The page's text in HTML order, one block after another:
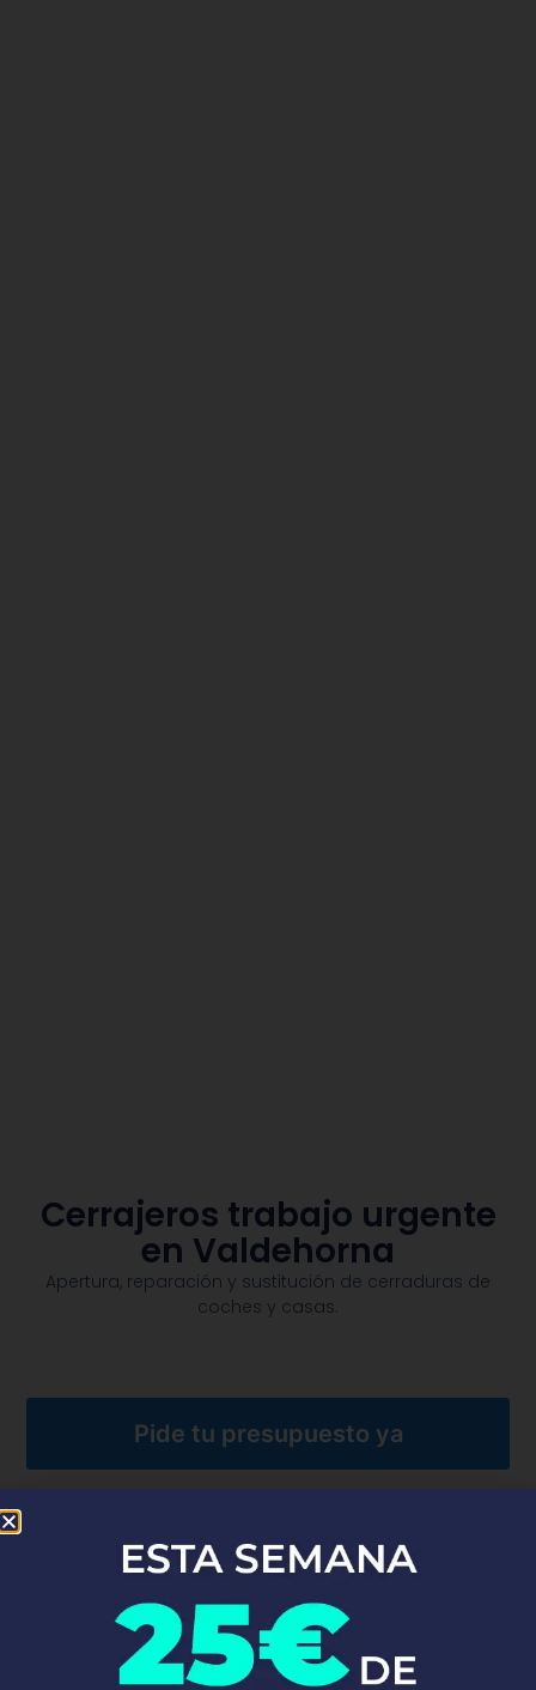
Cerrajeros trabajo urgente
en Valdehorna
Apertura, reparación y sustitución de cerraduras de
coches y casas.​
Pide tu presupuesto ya